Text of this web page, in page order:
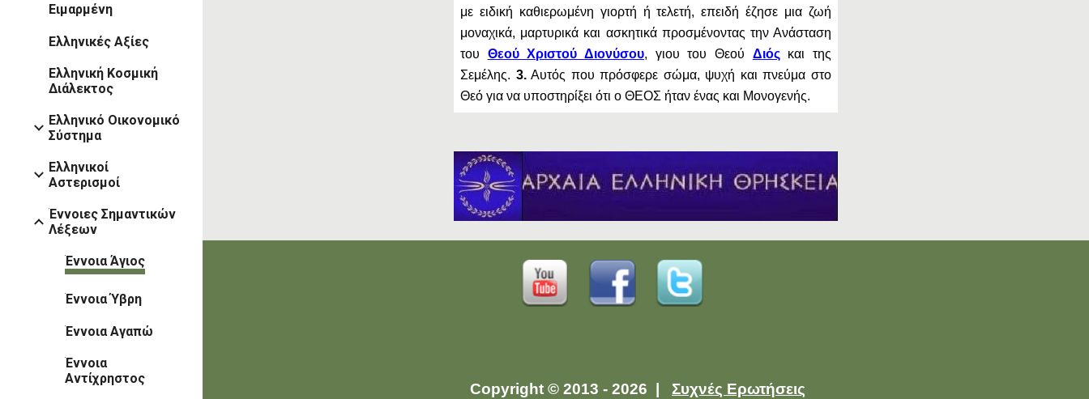
Ειμαρμένη
Ελληνικές Αξίες
Ελληνική Κοσμική
Διάλεκτος
Ελληνικό Οικονομικό
Σύστημα
Ελληνικοί
Αστερισμοί
Έννοιες Σημαντικών
Λέξεων
Έννοια Άγιος
Έννοια Ύβρη
Έννοια Αγαπώ
Έννοια
Αντίχρηστος
με ειδική καθιερωμένη γιορτή ή τελετή, επειδή έζησε μια ζωή
μοναχικά, μαρτυρικά και ασκητικά προσμένοντας την Ανάσταση
του Θεού Χριστού Διονύσου, γιου του Θεού Διόςκαι της
Σεμέλης. 3.Αυτός που πρόσφερε σώμα, ψυχή και πνεύμα στο
Θεό για να υποστηρίξει ότι ο ΘΕΟΣ ήταν ένας και Μονογενής.
Copyright © 2013 - 2026 | Συχνές Ερωτήσεις